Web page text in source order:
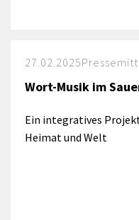
27.02.2025
Wort-Musik im
Ein integratives
Heimat und Welt